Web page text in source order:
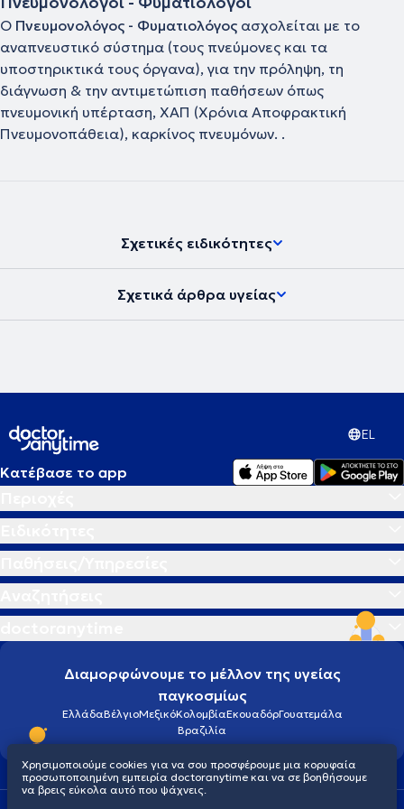
Ο Πνευμονολόγος - Φυματιολόγος ασχολείται με το
αναπνευστικό σύστημα (τους πνεύμονες και τα
υποστηρικτικά τους όργανα), για την πρόληψη, τη
διάγνωση & την αντιμετώπιση παθήσεων όπως
πνευμονική υπέρταση, ΧΑΠ (Χρόνια Αποφρακτική
Πνευμονοπάθεια), καρκίνος πνευμόνων. .
Σχετικές ειδικότητες
Σχετικά άρθρα υγείας
EL
Κατέβασε το app
Διαμορφώνουμε το μέλλον της υγείας
παγκοσμίως
ΕλλάδαΒέλγιοΜεξικόΚολομβίαΕκουαδόρΓουατεμάλα
Βραζιλία
Χρησιμοποιούμε cookies για να σου προσφέρουμε μια κορυφαία
προσωποποιημένη εμπειρία doctoranytime και να σε βοηθήσουμε
να βρεις εύκολα αυτό που ψάχνεις.